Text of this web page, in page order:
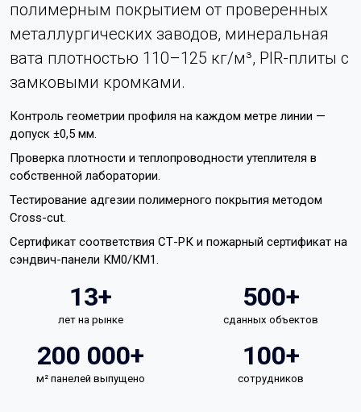
полимерным покрытием от проверенных
металлургических заводов, минеральная
вата плотностью 110–125 кг/м³, PIR-плиты с
замковыми кромками.
Контроль геометрии профиля на каждом метре линии —
допуск ±0,5 мм.
Проверка плотности и теплопроводности утеплителя в
собственной лаборатории.
Тестирование адгезии полимерного покрытия методом
Cross-cut.
Сертификат соответствия СТ-РК и пожарный сертификат на
сэндвич-панели КМ0/КМ1.
13+
лет на рынке
500+
сданных объектов
200 000+
м² панелей выпущено
100+
сотрудников